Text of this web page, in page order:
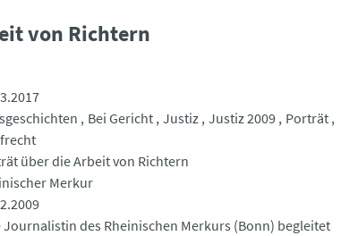
von Richtern
Bei Gericht Justiz Justiz 2009
Porträt
über die Arbeit von Richtern
Merkur
Journalistin des Rheinischen Merkurs (Bonn) begleitet